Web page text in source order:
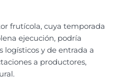
frutícola, cuya temporada
ejecución, podría
logísticos y de entrada a
a productores,